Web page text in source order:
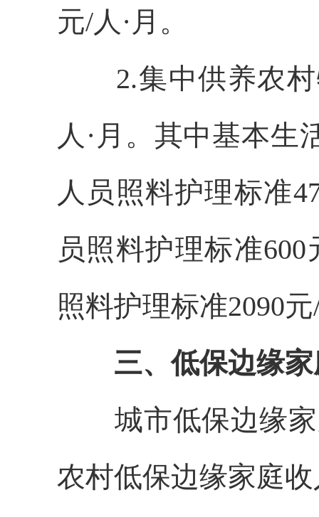
元/人·月 。
2.集中供养农
人·月 。其中基本生
人员照料护理标准4
员照料护理标准600
照料护理标准2090元
三、低保边缘
城市低保边缘
农村低保边缘家庭